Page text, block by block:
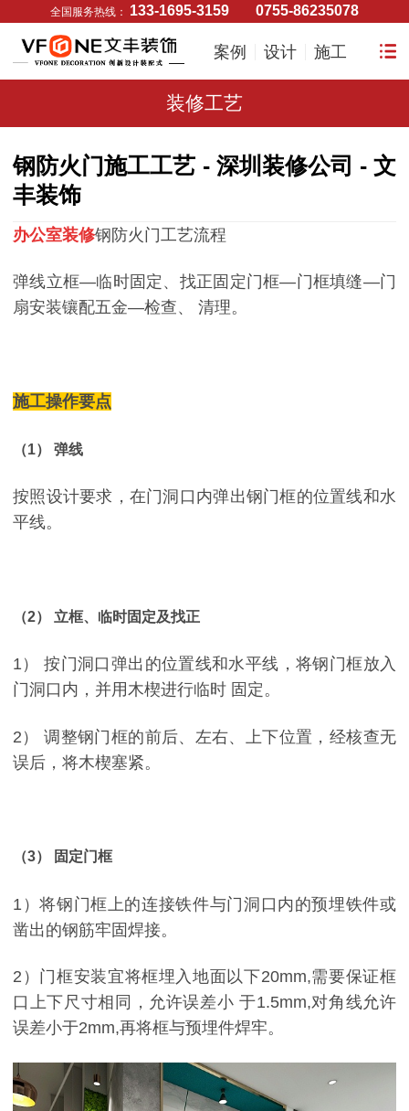
全国服务热线： 133-1695-3159 0755-86235078
案例 设计 施工
装修工艺
钢防火门施工工艺 - 深圳装修公司 - 文
丰装饰
办公室装修钢防火门工艺流程
弹线立框—临时固定、找正固定门框—门框填缝—门
扇安装镶配五金—检查、 清理。
施工操作要点
（1） 弹线
按照设计要求，在门洞口内弹出钢门框的位置线和水
平线。
（2） 立框、临时固定及找正
1） 按门洞口弹出的位置线和水平线，将钢门框放入
门洞口内，并用木楔进行临时 固定。
2） 调整钢门框的前后、左右、上下位置，经核查无
误后，将木楔塞紧。
（3） 固定门框
1）将钢门框上的连接铁件与门洞口内的预埋铁件或
凿出的钢筋牢固焊接。
2）门框安装宜将框埋入地面以下20mm,需要保证框
口上下尺寸相同，允许误差小 于1.5mm,对角线允许
误差小于2mm,再将框与预埋件焊牢。